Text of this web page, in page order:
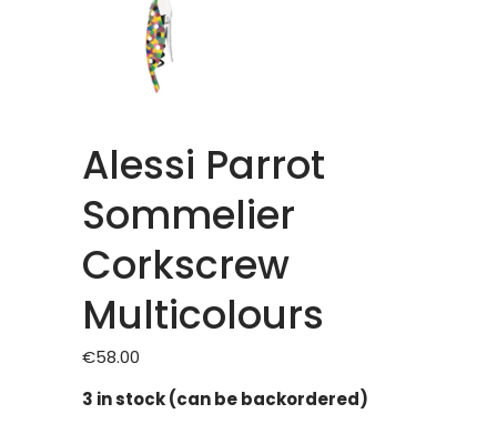
Alessi Parrot
Sommelier
Corkscrew
Multicolours
€58.00
3 in stock (can be backordered)